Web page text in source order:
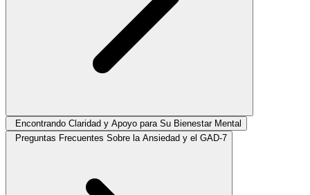
Encontrando Claridad y Apoyo para Su Bienestar Mental
Preguntas Frecuentes Sobre la Ansiedad y el GAD-7